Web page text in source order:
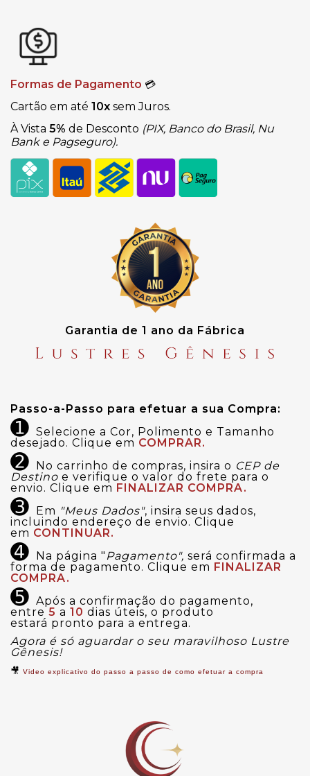
Formas de Pagamento 💳
Cartão em até 10x sem Juros.
À Vista 5% de Desconto (PIX, Banco do Brasil, Nu
Bank e Pagseguro).
Garantia de 1 ano da Fábrica
Passo-a-Passo para efetuar a sua Compra:
➊ Selecione a Cor, Polimento e Tamanho
desejado. Clique em COMPRAR.
➋ No carrinho de compras, insira o CEP de
Destino e verifique o valor do frete para o
envio. Clique em FINALIZAR COMPRA.
➌ Em "Meus Dados", insira seus dados,
incluindo endereço de envio. Clique
em CONTINUAR.
➍ Na página " Pagamento", será confirmada a
forma de pagamento. Clique em FINALIZAR
COMPRA.
➎ Após a confirmação do pagamento,
entre 5 a 10 dias úteis, o produto
estará pronto para a entrega.
Agora é só aguardar o seu maravilhoso Lustre
Gênesis!
🎥 Video explicativo do passo a passo de como efetuar a compra